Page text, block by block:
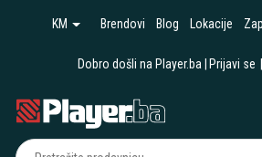
KM Brendovi Blog Lokacije
Dobro došli na Player.ba Prijavi se